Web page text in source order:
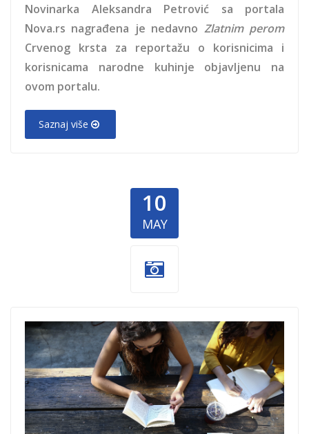
Novinarka Aleksandra Petrović sa portala
Nova.rs nagrađena je nedavno Zlatnim perom
Crvenog krsta za reportažu o korisnicima i
korisnicama narodne kuhinje objavljenu na
ovom portalu.
Saznaj više
10
MAY
srednjoskolci-
dobrocinitim
(1).png